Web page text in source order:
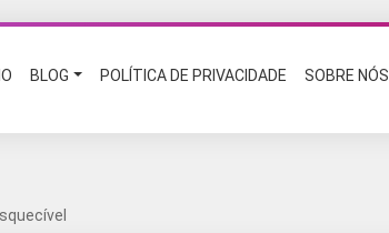
BLOG POLÍTICA DE PRIVACIDADE SOBRE NÓS